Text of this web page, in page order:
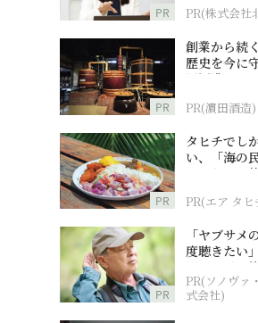
PR PR(株式会社
PR
創業から続
歴史を今に
田酒造
PR(濵田酒造)
PR
タヒチでし
い、「海の
とつながる旅
PR(エア タ
PR
「ヤブサメ
度聴きたい
ャレンジの
PR(ソノヴァ
式会社)